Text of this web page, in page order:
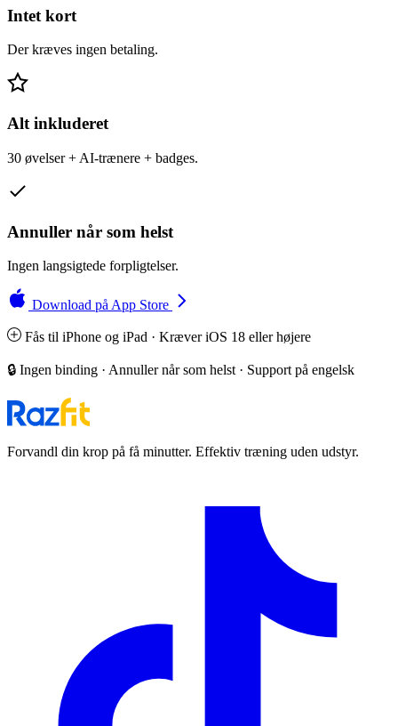
Intet kort
Der kræves ingen betaling.
Alt inkluderet
30 øvelser + AI-trænere + badges.
Annuller når som helst
Ingen langsigtede forpligtelser.
Download på App Store
Fås til iPhone og iPad · Kræver iOS 18 eller højere
🔒 Ingen binding · Annuller når som helst · Support på engelsk
Forvandl din krop på få minutter. Effektiv træning uden udstyr.